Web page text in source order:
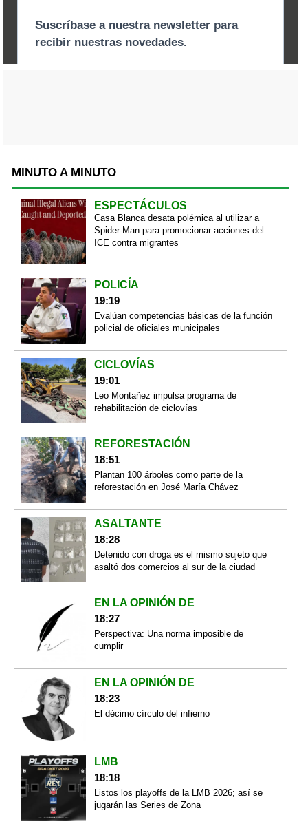
MINUTO A MINUTO
ESPECTÁCULOS
Casa Blanca desata polémica al utilizar a
Spider-Man para promocionar acciones del
ICE contra migrantes
POLICÍA
19:19
Evalúan competencias básicas de la función
policial de oficiales municipales
CICLOVÍAS
19:01
Leo Montañez impulsa programa de
rehabilitación de ciclovías
REFORESTACIÓN
18:51
Plantan 100 árboles como parte de la
reforestación en José María Chávez
ASALTANTE
18:28
Detenido con droga es el mismo sujeto que
asaltó dos comercios al sur de la ciudad
EN LA OPINIÓN DE
18:27
Perspectiva: Una norma imposible de
cumplir
EN LA OPINIÓN DE
18:23
El décimo círculo del infierno
LMB
18:18
Listos los playoffs de la LMB 2026; así se
jugarán las Series de Zona